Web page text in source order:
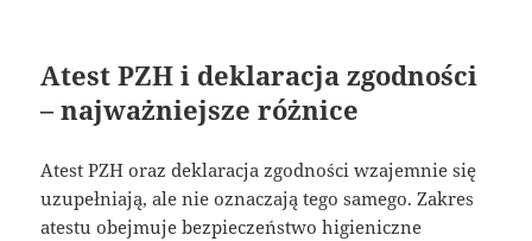
Atest PZH i deklaracja zgodności
– najważniejsze różnice
Atest PZH oraz deklaracja zgodności wzajemnie się
uzupełniają, ale nie oznaczają tego samego. Zakres
atestu obejmuje bezpieczeństwo higieniczne